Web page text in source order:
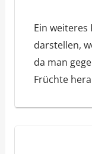
Ein
darstellen,
da man
Früchte